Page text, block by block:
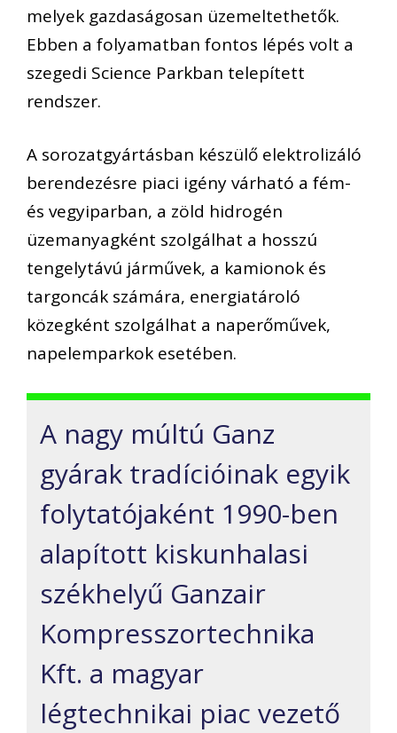
melyek gazdaságosan üzemeltethetők.
Ebben a folyamatban fontos lépés volt a
szegedi Science Parkban telepített
rendszer.
A sorozatgyártásban készülő elektrolizáló
berendezésre piaci igény várható a fém-
és vegyiparban, a zöld hidrogén
üzemanyagként szolgálhat a hosszú
tengelytávú járművek, a kamionok és
targoncák számára, energiatároló
közegként szolgálhat a naperőművek,
napelemparkok esetében.
A nagy múltú Ganz
gyárak tradícióinak egyik
folytatójaként 1990-ben
alapított kiskunhalasi
székhelyű Ganzair
Kompresszortechnika
Kft. a magyar
légtechnikai piac vezető